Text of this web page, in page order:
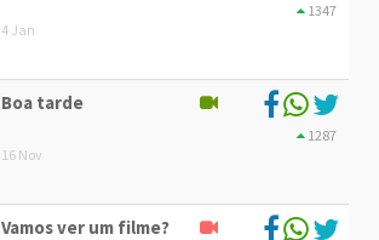
4 Jan
1347
Boa tarde
16 Nov
1287
Vamos ver um filme?